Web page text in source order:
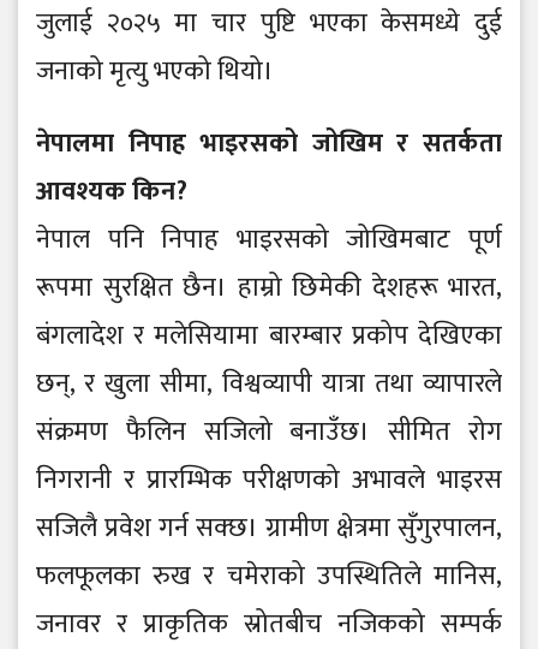
जुलाई २०२५ मा चार पुष्टि भएका केसमध्ये दुई
जनाको मृत्यु भएको थियो।
नेपालमा निपाह भाइरसको जोखिम र सतर्कता
आवश्यक किन?
नेपाल पनि निपाह भाइरसको जोखिमबाट पूर्ण
रूपमा सुरक्षित छैन। हाम्रो छिमेकी देशहरू भारत,
बंगलादेश र मलेसियामा बारम्बार प्रकोप देखिएका
छन्, र खुला सीमा, विश्वव्यापी यात्रा तथा व्यापारले
संक्रमण फैलिन सजिलो बनाउँछ। सीमित रोग
निगरानी र प्रारम्भिक परीक्षणको अभावले भाइरस
सजिलै प्रवेश गर्न सक्छ। ग्रामीण क्षेत्रमा सुँगुरपालन,
फलफूलका रुख र चमेराको उपस्थितिले मानिस,
जनावर र प्राकृतिक स्रोतबीच नजिकको सम्पर्क